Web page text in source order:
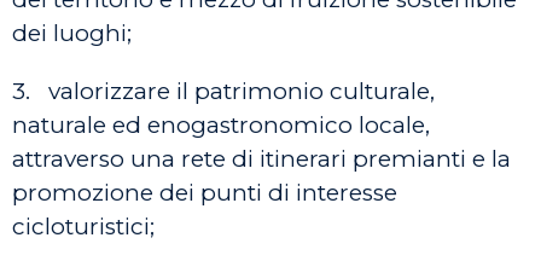
dei luoghi;
3. valorizzare il patrimonio culturale,
naturale ed enogastronomico locale,
attraverso una rete di itinerari premianti e la
promozione dei punti di interesse
cicloturistici;